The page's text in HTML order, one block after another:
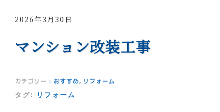
2026年3月30日
マンション改装工事
カテゴリー : おすすめ, リフォーム
タグ: リフォーム